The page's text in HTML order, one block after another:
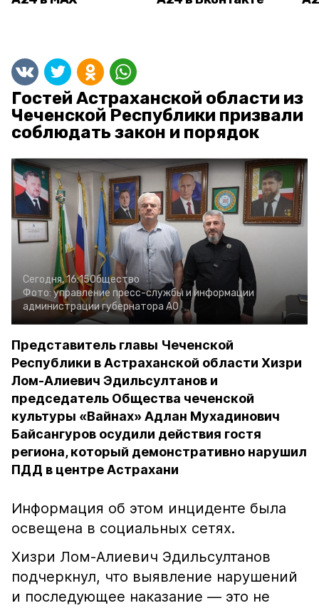
Гостей Астраханской области из
Чеченской Республики призвали
соблюдать закон и порядок
Сегодня, 16:15Общество
Фото: управление пресс-службы и информации
администрации губернатора АО
Представитель главы Чеченской
Республики в Астраханской области Хизри
Лом-Алиевич Эдильсултанов и
председатель Общества чеченской
культуры «Вайнах» Адлан Мухадинович
Байсангуров осудили действия гостя
региона, который демонстративно нарушил
ПДД в центре Астрахани
Информация об этом инциденте была
освещена в социальных сетях.
Хизри Лом-Алиевич Эдильсултанов
подчеркнул, что выявление нарушений
и последующее наказание — это не